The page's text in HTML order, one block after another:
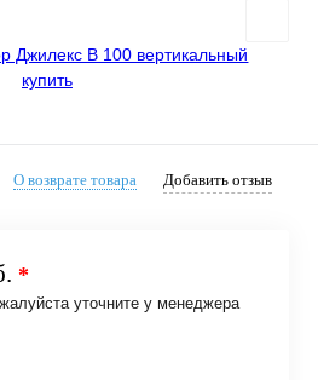
О возврате товара Добавить отзыв
*
уточните у менеджера